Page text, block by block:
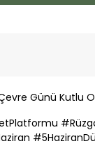
Günü Kutlu